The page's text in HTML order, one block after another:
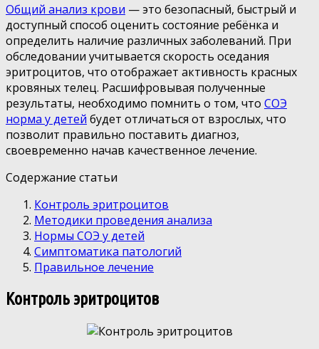
Общий анализ крови — это безопасный, быстрый и
доступный способ оценить состояние ребёнка и
определить наличие различных заболеваний. При
обследовании учитывается скорость оседания
эритроцитов, что отображает активность красных
кровяных телец. Расшифровывая полученные
результаты, необходимо помнить о том, что СОЭ
норма у детей будет отличаться от взрослых, что
позволит правильно поставить диагноз,
своевременно начав качественное лечение.
Содержание статьи
Контроль эритроцитов
Методики проведения анализа
Нормы СОЭ у детей
Симптоматика патологий
Правильное лечение
Контроль эритроцитов